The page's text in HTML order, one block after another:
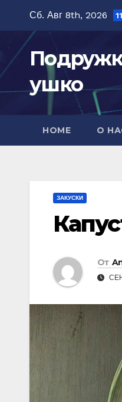
содержимому
Сб. Авг 8th, 2026
ушко
HOME О
ЗАКУСКИ
От